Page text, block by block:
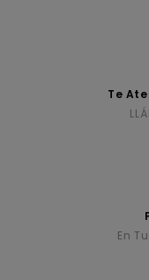
Te
En